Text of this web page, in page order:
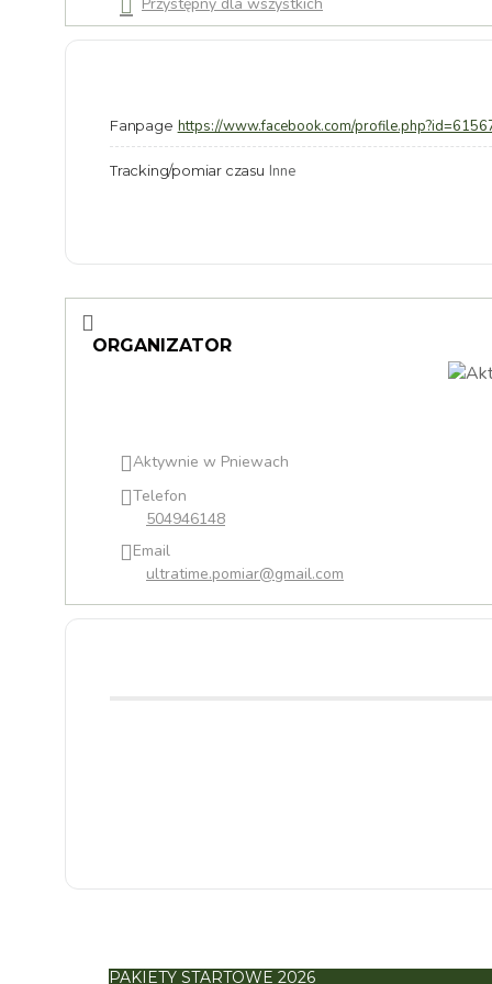
Przystępny dla wszystkich
Fanpage https://www.facebook.com/
Tracking/pomiar czasu Inne
ORGANIZATOR
Aktywnie w Pniewach
Telefon
504946148
Email
ultratime.pomiar@gmail.com
PAKIETY STARTOWE 2026